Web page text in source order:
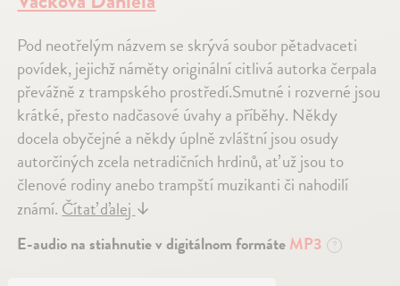
Pod neotřelým názvem se skrývá soubor pětadvaceti
povídek, jejichž náměty originální citlivá autorka čerpala
převážně z trampského prostředí.Smutné i rozverné jsou
krátké, přesto nadčasové úvahy a příběhy. Někdy
docela obyčejné a někdy úplně zvláštní jsou osudy
autorčiných zcela netradičních hrdinů, ať už jsou to
členové rodiny anebo trampští muzikanti či nahodilí
známí.Čítať ďalej↓
E-audio na stiahnutie v digitálnom formáteMP3 ?